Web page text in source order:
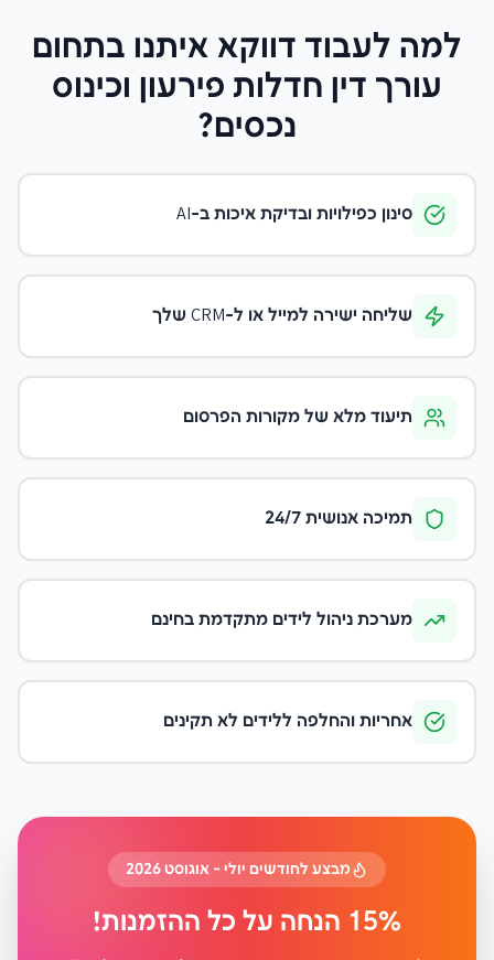
למה לעבוד דווקא איתנו בתחום
עורך דין חדלות פירעון וכינוס
נכסים?
סינון כפילויות ובדיקת איכות ב-AI
שליחה ישירה למייל או ל-CRM שלך
תיעוד מלא של מקורות הפרסום
תמיכה אנושית 24/7
מערכת ניהול לידים מתקדמת בחינם
אחריות והחלפה ללידים לא תקינים
מבצע לחודשים יולי - אוגוסט 2026
15% הנחה על כל ההזמנות!